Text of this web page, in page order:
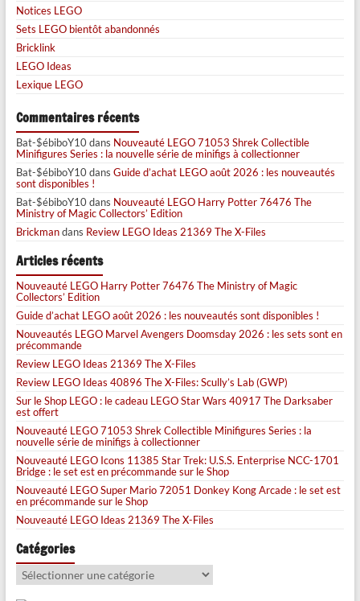
Notices LEGO
Sets LEGO bientôt abandonnés
Bricklink
LEGO Ideas
Lexique LEGO
Commentaires récents
Bat-$ébiboY10dans Nouveauté LEGO 71053 Shrek Collectible
Minifigures Series : la nouvelle série de minifigs à collectionner
Bat-$ébiboY10dans Guide d’achat LEGO août 2026 : les nouveautés
sont disponibles !
Bat-$ébiboY10dans Nouveauté LEGO Harry Potter 76476 The
Ministry of Magic Collectors’ Edition
Brickmandans Review LEGO Ideas 21369 The X-Files
Articles récents
Nouveauté LEGO Harry Potter 76476 The Ministry of Magic
Collectors’ Edition
Guide d’achat LEGO août 2026 : les nouveautés sont disponibles !
Nouveautés LEGO Marvel Avengers Doomsday 2026 : les sets sont en
précommande
Review LEGO Ideas 21369 The X-Files
Review LEGO Ideas 40896 The X-Files: Scully’s Lab (GWP)
Sur le Shop LEGO : le cadeau LEGO Star Wars 40917 The Darksaber
est offert
Nouveauté LEGO 71053 Shrek Collectible Minifigures Series : la
nouvelle série de minifigs à collectionner
Nouveauté LEGO Icons 11385 Star Trek: U.S.S. Enterprise NCC-1701
Bridge : le set est en précommande sur le Shop
Nouveauté LEGO Super Mario 72051 Donkey Kong Arcade : le set est
en précommande sur le Shop
Nouveauté LEGO Ideas 21369 The X-Files
Catégories
Catégories